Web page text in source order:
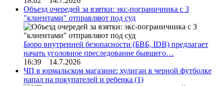
Объезд очередей за взятки: экс-пограничника с 3
"клиентами" отправляют под суд
Бюро внутренней безопасности (БВБ, IDB) предлагает
начать уголовное преследование бывшего…
16:39 14.7.2026
ЧП в юрмальском магазине: хулиган в черной футболке
напал на покупателей и ребенка (1)